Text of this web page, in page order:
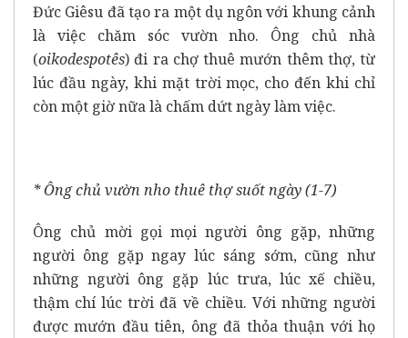
Đức Giêsu đã tạo ra một dụ ngôn với khung cảnh
là việc chăm sóc vườn nho. Ông chủ nhà
(oikodespotês) đi ra chợ thuê mướn thêm thợ, từ
lúc đầu ngày, khi mặt trời mọc, cho đến khi chỉ
còn một giờ nữa là chấm dứt ngày làm việc.
* Ông chủ vườn nho thuê thợ suốt ngày (1-7)
Ông chủ mời gọi mọi người ông gặp, những
người ông gặp ngay lúc sáng sớm, cũng như
những người ông gặp lúc trưa, lúc xế chiều,
thậm chí lúc trời đã về chiều. Với những người
được mướn đầu tiên, ông đã thỏa thuận với họ